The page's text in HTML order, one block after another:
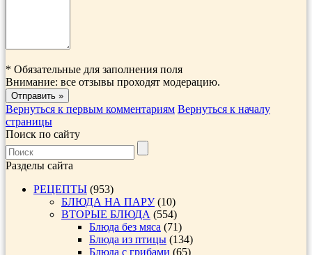
* Обязательные для заполнения поля
Внимание: все отзывы проходят модерацию.
Вернуться к первым комментариям Вернуться к началу
страницы
Поиск по сайту
Разделы сайта
РЕЦЕПТЫ (953)
БЛЮДА НА ПАРУ(10)
ВТОРЫЕ БЛЮДА (554)
Блюда без мяса (71)
Блюда из птицы (134)
Блюда с грибами (65)